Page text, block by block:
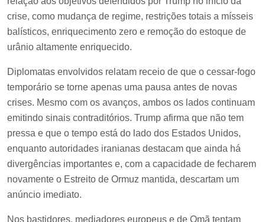
crise, como mudança de regime, restrições totais a mísseis
balísticos, enriquecimento zero e remoção do estoque de
urânio altamente enriquecido.
Diplomatas envolvidos relatam receio de que o cessar-fogo
temporário se torne apenas uma pausa antes de novas
crises. Mesmo com os avanços, ambos os lados continuam
emitindo sinais contraditórios. Trump afirma que não tem
pressa e que o tempo está do lado dos Estados Unidos,
enquanto autoridades iranianas destacam que ainda há
divergências importantes e, com a capacidade de fecharem
novamente o Estreito de Ormuz mantida, descartam um
anúncio imediato.
Nos bastidores, mediadores europeus e de Omã tentam